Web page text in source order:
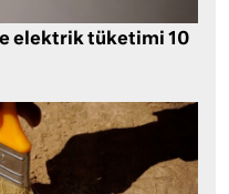
elektrik tüketimi 10